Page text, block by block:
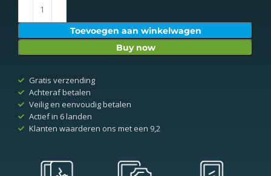
Toevoegen aan winkelwagen
Buy now
Gratis verzending
Achteraf betalen
Veilig en eenvoudig betalen
Actief in 6 landen
Klanten waarderen ons met een 9,2